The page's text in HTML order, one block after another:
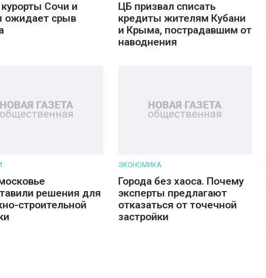
Сочи и
ожидает срыв
ЦБ призвал списать
кредиты жителям Кубани
и Крыма, пострадавшим от
наводнения
решения для
строительной
ЭКОНОМИКА
Города без хаоса. Почему
эксперты предлагают
отказаться от точечной
застройки